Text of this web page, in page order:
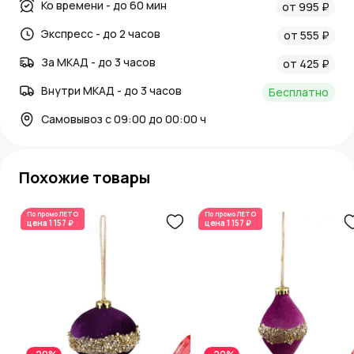
Длина: 5.8; Материал: Стекло; Страна: РОССИЯ;
Ко времени - до 60 мин
от 995 ₽
Экспресс - до 2 часов
от 555 ₽
За МКАД - до 3 часов
от 425 ₽
Внутри МКАД - до 3 часов
Бесплатно
Самовывоз с 09:00 до 00:00 ч
Похожие товары
По промоЛЕТО
цена 1 157 ₽
По промоЛЕТО
цена 1 157 ₽